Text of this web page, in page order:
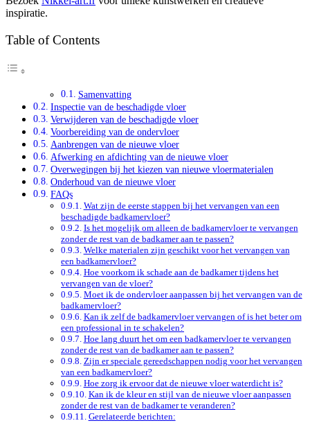
inspiratie.
Table of Contents
Samenvatting
Inspectie van de beschadigde vloer
Verwijderen van de beschadigde vloer
Voorbereiding van de ondervloer
Aanbrengen van de nieuwe vloer
Afwerking en afdichting van de nieuwe vloer
Overwegingen bij het kiezen van nieuwe vloermaterialen
Onderhoud van de nieuwe vloer
FAQs
Wat zijn de eerste stappen bij het vervangen van een
beschadigde badkamervloer?
Is het mogelijk om alleen de badkamervloer te vervangen
zonder de rest van de badkamer aan te passen?
Welke materialen zijn geschikt voor het vervangen van
een badkamervloer?
Hoe voorkom ik schade aan de badkamer tijdens het
vervangen van de vloer?
Moet ik de ondervloer aanpassen bij het vervangen van de
badkamervloer?
Kan ik zelf de badkamervloer vervangen of is het beter om
een professional in te schakelen?
Hoe lang duurt het om een badkamervloer te vervangen
zonder de rest van de badkamer aan te passen?
Zijn er speciale gereedschappen nodig voor het vervangen
van een badkamervloer?
Hoe zorg ik ervoor dat de nieuwe vloer waterdicht is?
Kan ik de kleur en stijl van de nieuwe vloer aanpassen
zonder de rest van de badkamer te veranderen?
Gerelateerde berichten: